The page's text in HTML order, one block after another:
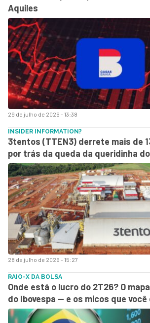
29 de julho de 2026 - 13:38
Aquiles
28 de julho de 2026 - 15:27
INSIDER INFORMATION?
3tentos (TTEN3) derrete mais de
por trás da queda da queridinha
RAIO-X DA BOLSA
Onde está o lucro do 2T26? O
do Ibovespa — e os micos que você